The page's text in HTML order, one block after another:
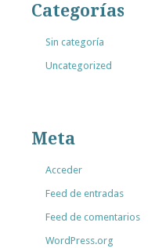
Categorías
Sin categoría
Uncategorized
Meta
Acceder
Feed de entradas
Feed de comentarios
WordPress.org